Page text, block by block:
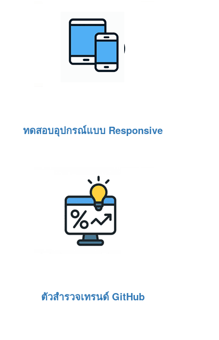
ทดสอบอุปกรณ์แบบ Responsive
ตัวสำรวจเทรนด์ GitHub